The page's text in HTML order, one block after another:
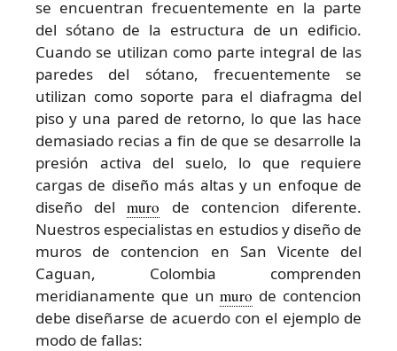
se encuentran frecuentemente en la parte
del sótano de la estructura de un edificio.
Cuando se utilizan como parte integral de las
paredes del sótano, frecuentemente se
utilizan como soporte para el diafragma del
piso y una pared de retorno, lo que las hace
demasiado recias a fin de que se desarrolle la
presión activa del suelo, lo que requiere
cargas de diseño más altas y un enfoque de
diseño delmuro de contencion diferente.
Nuestros especialistas en estudios y diseño de
muros de contencion en San Vicente del
Caguan, Colombia comprenden
meridianamente que unmuro de contencion
debe diseñarse de acuerdo con el ejemplo de
modo de fallas: